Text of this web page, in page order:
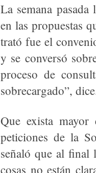
La semana
en las propuestas
trató fue el
y se conversó
proceso de
sobrecargado”,
Que exista
peticiones de la
señaló que al final
cosas no están